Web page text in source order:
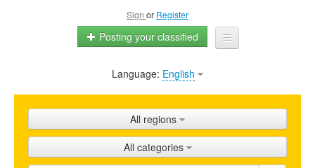
Sign or Register
Posting your classified
Home
Shops
Promotion
Language: English
All regions
All categories